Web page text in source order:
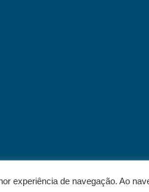
experiência de navegação. Ao